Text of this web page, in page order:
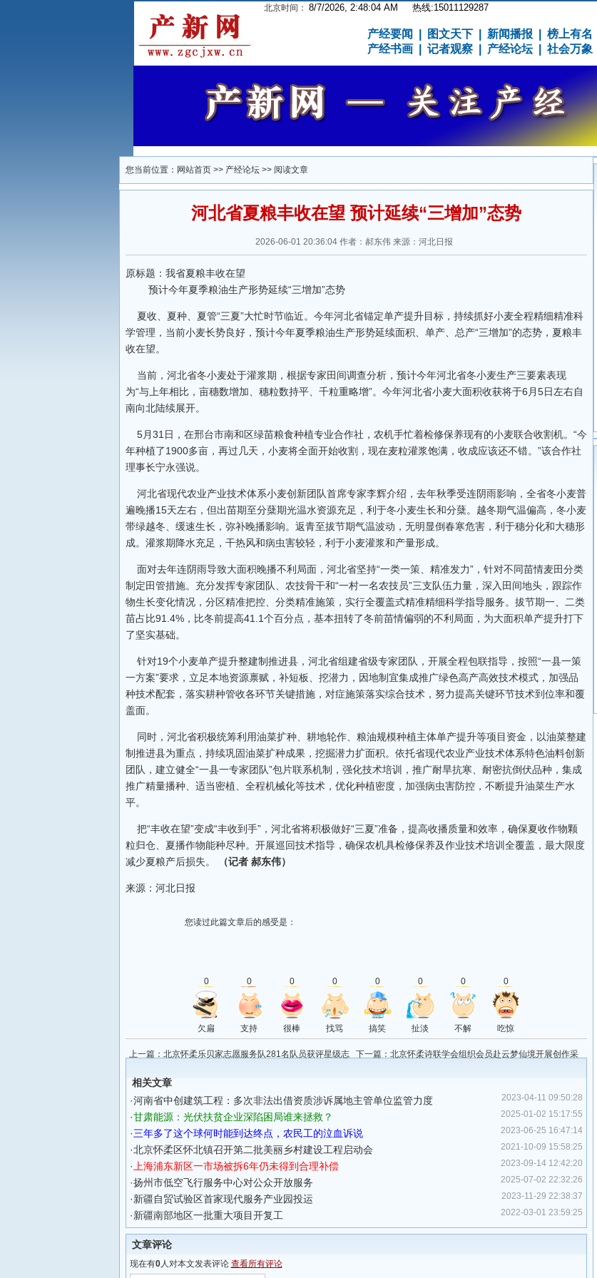
北京时间： 8/7/2026, 2:48:04 AM 热线:15011129287
产经要闻 图文天下 新闻播报 榜上有名
产经书画
记者观察 产经论坛 社会万象
您当前位置： 网站首页>> 产经论坛>> 阅读文章
河北省夏粮丰收在望 预计延续“三增加”态势
2026-06-01 20:36:04 作者：郝东伟 来源：河北日报
原标题：我省夏粮丰收在望
预计今年夏季粮油生产形势延续“三增加”态势
夏收、夏种、夏管“三夏”大忙时节临近。今年河北省锚定单产提升目标，持续抓好小麦全程精细精准科
学管理，当前小麦长势良好，预计今年夏季粮油生产形势延续面积、单产、总产“三增加”的态势，夏粮丰
收在望。
当前，河北省冬小麦处于灌浆期，根据专家田间调查分析，预计今年河北省冬小麦生产三要素表现
为“与上年相比，亩穗数增加、穗粒数持平、千粒重略增”。今年河北省小麦大面积收获将于6月5日左右自
南向北陆续展开。
5月31日，在邢台市南和区绿苗粮食种植专业合作社，农机手忙着检修保养现有的小麦联合收割机。“今
年种植了1900多亩，再过几天，小麦将全面开始收割，现在麦粒灌浆饱满，收成应该还不错。”该合作社
理事长宁永强说。
河北省现代农业产业技术体系小麦创新团队首席专家李辉介绍，去年秋季受连阴雨影响，全省冬小麦普
遍晚播15天左右，但出苗期至分蘖期光温水资源充足，利于冬小麦生长和分蘖。越冬期气温偏高，冬小麦
带绿越冬、缓速生长，弥补晚播影响。返青至拔节期气温波动，无明显倒春寒危害，利于穗分化和大穗形
成。灌浆期降水充足，干热风和病虫害较轻，利于小麦灌浆和产量形成。
面对去年连阴雨导致大面积晚播不利局面，河北省坚持“一类一策、精准发力”，针对不同苗情麦田分类
制定田管措施。充分发挥专家团队、农技骨干和“一村一名农技员”三支队伍力量，深入田间地头，跟踪作
物生长变化情况，分区精准把控、分类精准施策，实行全覆盖式精准精细科学指导服务。拔节期一、二类
苗占比91.4%，比冬前提高41.1个百分点，基本扭转了冬前苗情偏弱的不利局面，为大面积单产提升打下
了坚实基础。
针对19个小麦单产提升整建制推进县，河北省组建省级专家团队，开展全程包联指导，按照“一县一策
一方案”要求，立足本地资源禀赋，补短板、挖潜力，因地制宜集成推广绿色高产高效技术模式，加强品
种技术配套，落实耕种管收各环节关键措施，对症施策落实综合技术，努力提高关键环节技术到位率和覆
盖面。
同时，河北省积极统筹利用油菜扩种、耕地轮作、粮油规模种植主体单产提升等项目资金，以油菜整建
制推进县为重点，持续巩固油菜扩种成果，挖掘潜力扩面积。依托省现代农业产业技术体系特色油料创新
团队，建立健全“一县一专家团队”包片联系机制，强化技术培训，推广耐旱抗寒、耐密抗倒伏品种，集成
推广精量播种、适当密植、全程机械化等技术，优化种植密度，加强病虫害防控，不断提升油菜生产水
平。
把“丰收在望”变成“丰收到手”，河北省将积极做好“三夏”准备，提高收播质量和效率，确保夏收作物颗
粒归仓、夏播作物能种尽种。开展巡回技术指导，确保农机具检修保养及作业技术培训全覆盖，最大限度
减少夏粮产后损失。
（记者 郝东伟）
来源：河北日报
您读过此篇文章后的感受是：
0 0 0 0 0 0 0 0
欠扁 支持 很棒 找骂 搞笑 扯淡 不解 吃惊
上一篇： 北京怀柔乐贝家志愿服务队281名队员获评星级志
下一篇： 北京怀柔诗联学会组织会员赴云梦仙境开展创作采
相关文章
·河南省中创建筑工程：多次非法出借资质涉诉属地主管单位监管力度 2023-04-11 09:50:28
·甘肃能源：光伏扶贫企业深陷困局谁来拯救？ 2025-01-02 15:17:55
·三年多了这个球何时能到达终点，农民工的泣血诉说 2023-06-25 16:47:14
·北京怀柔区怀北镇召开第二批美丽乡村建设工程启动会 2021-10-09 15:58:25
· 上海浦东新区一市场被拆6年仍未得到合理补偿 2023-09-14 12:42:20
·扬州市低空飞行服务中心对公众开放服务 2025-07-02 22:32:26
·新疆自贸试验区首家现代服务产业园投运 2023-11-29 22:38:37
·新疆南部地区一批重大项目开复工 2022-03-01 23:59:25
文章评论
现在有0人对本文发表评论 查看所有评论